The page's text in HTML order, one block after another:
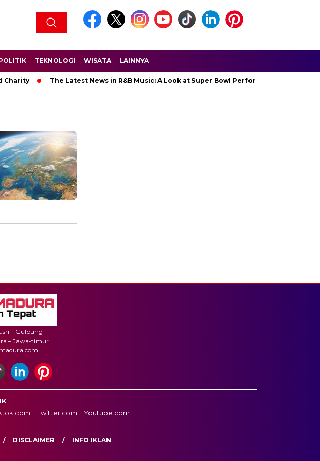
TEKNOLOGI WISATA LAINNYA
The Latest News in R&B Music: A Look at Super Bowl Performances, New
– Gulbung –
– Jawa-timur
Twitter.com Youtube.com
DISCLAIMER INFO IKLAN